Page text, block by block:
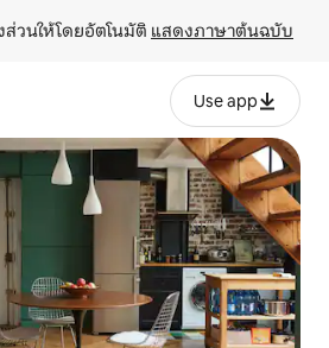
วนให้โดยอัตโนมัติ แสดงภาษาต้นฉบับ
Use app